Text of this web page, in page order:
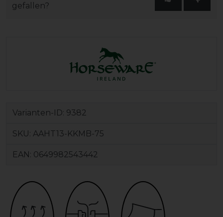
gefallen?
Varianten-ID: 9382
SKU: AAHT13-KKMB-75
EAN: 0649982543442